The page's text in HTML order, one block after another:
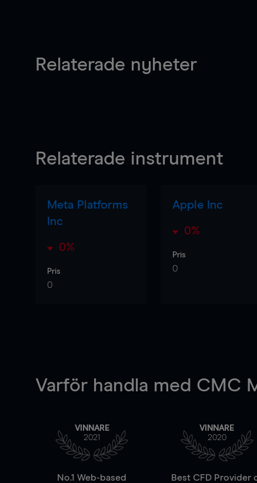
Relaterade nyheter
Relaterade instrument
Meta Platforms
Inc
0%
Pris
0
Apple Inc
0%
Pris
0
Varför handla med CMC
VINNARE
2021
No.1 Web-based
VINNARE
2020
Best CFD Provider